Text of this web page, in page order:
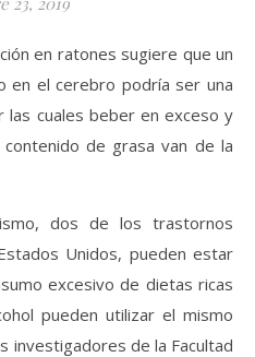
en ratones sugiere que un
en el cerebro podría ser una
las cuales beber en exceso y
contenido de grasa van de la
dos de los trastornos
Unidos, pueden estar
excesivo de dietas ricas
pueden utilizar el mismo
investigadores de la Facultad